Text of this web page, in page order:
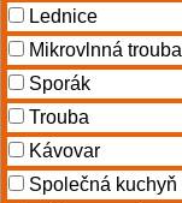
Lednice
Mikrovlnná trouba
Sporák
Trouba
Kávovar
Společná kuchyň